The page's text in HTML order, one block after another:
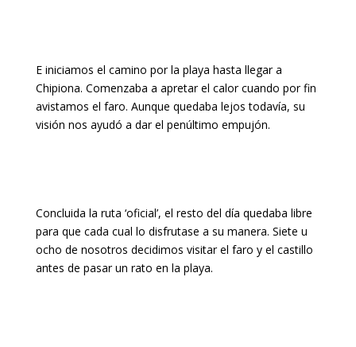
E iniciamos el camino por la playa hasta llegar a
Chipiona. Comenzaba a apretar el calor cuando por fin
avistamos el faro. Aunque quedaba lejos todavía, su
visión nos ayudó a dar el penúltimo empujón.
Concluida la ruta ‘oficial’, el resto del día quedaba libre
para que cada cual lo disfrutase a su manera. Siete u
ocho de nosotros decidimos visitar el faro y el castillo
antes de pasar un rato en la playa.